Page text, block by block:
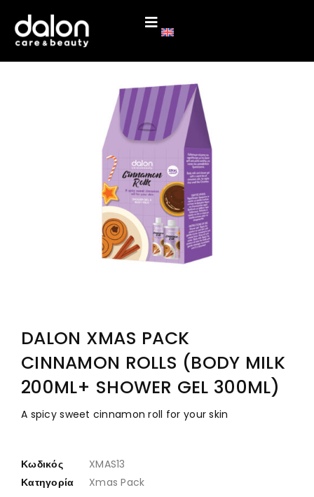
DALON XMAS PACK
CINNAMON ROLLS (BODY MILK
200ML+ SHOWER GEL 300ML)
A spicy sweet cinnamon roll for your skin
Κωδικός
XMAS13
Κατηγορία
Xmas Pack